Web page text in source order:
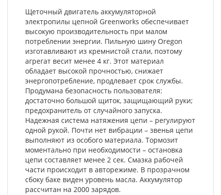
Щеточный двигатель аккумуляторной
электропилы цепной Greenworks обеспечивает
высокую производительность при малом
потреблении энергии. Пильную шину Oregon
изготавливают из кремнистой стали, поэтому
агрегат весит менее 4 кг. Этот материал
обладает высокой прочностью, снижает
энергопотребление, продлевает срок службы.
Продумана безопасность пользователя:
достаточно большой щиток, защищающий руки;
предохранитель от случайного запуска.
Надежная система натяжения цепи – регулируют
одной рукой. Почти нет вибрации – звенья цепи
выполняют из особого материала. Тормозит
моментально при необходимости – остановка
цепи составляет менее 2 сек. Смазка рабочей
части происходит в авторежиме. В прозрачном
сбоку баке виден уровень масла. Аккумулятор
рассчитан на 2000 зарядов.